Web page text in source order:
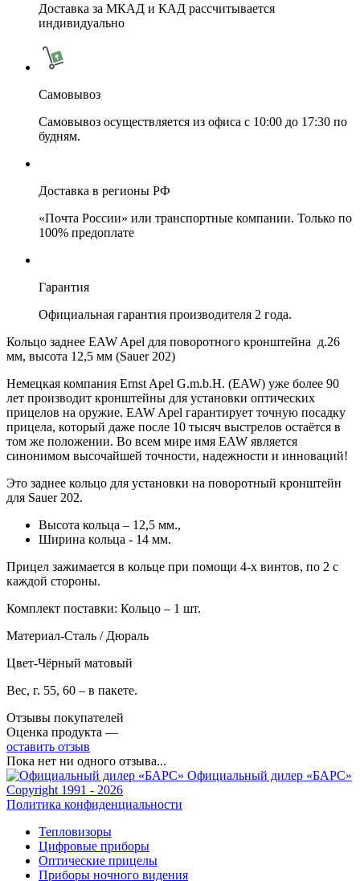
Доставка за МКАД и КАД рассчитывается
индивидуально
Самовывоз
Самовывоз осуществляется из офиса с 10:00 до 17:30 по
будням.
Доставка в регионы РФ
«Почта России» или транспортные компании. Только по
100% предоплате
Гарантия
Официальная гарантия производителя 2 года.
Кольцо заднее EAW Apel для поворотного кронштейна д.26
мм, высота 12,5 мм (Sauer 202)
Немецкая компания Ernst Apel G.m.b.H. (EAW) уже более 90
лет производит кронштейны для установки оптических
прицелов на оружие. EAW Apel гарантирует точную посадку
прицела, который даже после 10 тысяч выстрелов остаётся в
том же положении. Во всем мире имя EAW является
синонимом высочайшей точности, надежности и инноваций!
Это заднее кольцо для установки на поворотный кронштейн
для Sauer 202.
Высота кольца – 12,5 мм.,
Ширина кольца - 14 мм.
Прицел зажимается в кольце при помощи 4-х винтов, по 2 с
каждой стороны.
Комплект поставки: Кольцо – 1 шт.
Материал-Сталь / Дюраль
Цвет-Чёрный матовый
Вес, г. 55, 60 – в пакете.
Отзывы покупателей
Оценка продукта —
оставить отзыв
Пока нет ни одного отзыва...
Официальный дилер «БАРС»
Copyright 1991 - 2026
Политика конфиденциальности
Тепловизоры
Цифровые приборы
Оптические прицелы
Приборы ночного видения